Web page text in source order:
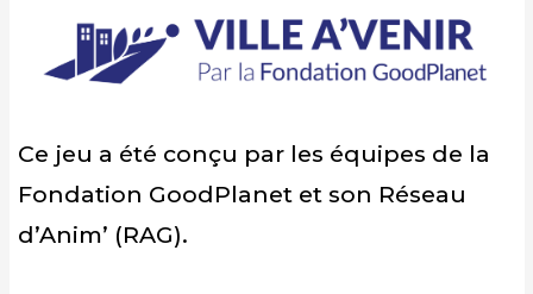
Ce jeu a été conçu par les équipes de la
Fondation GoodPlanet et son Réseau
d’Anim’ (RAG).